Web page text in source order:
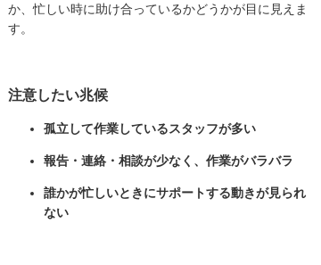
か、忙しい時に助け合っているかどうかが目に見えま
す。
注意したい兆候
孤立して作業しているスタッフが多い
報告・連絡・相談が少なく、作業がバラバラ
誰かが忙しいときにサポートする動きが見られ
ない